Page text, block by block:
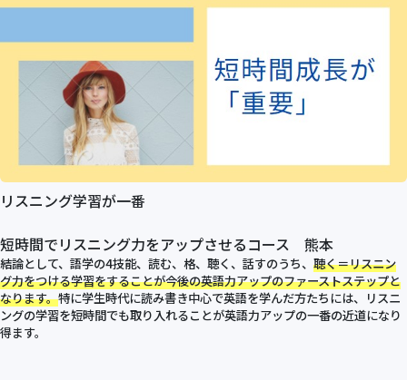
リスニング学習が一番
短時間でリスニング力をアップさせるコース 熊本
結論として、語学の4技能、読む、格、聴く、話すのうち、 聴く＝リスニン
グ力をつける学習をすることが今後の英語力アップのファーストステップと
なります。特に学生時代に読み書き中心で英語を学んだ方たちには、リスニ
ングの学習を短時間でも取り入れることが英語力アップの一番の近道になり
得ます。